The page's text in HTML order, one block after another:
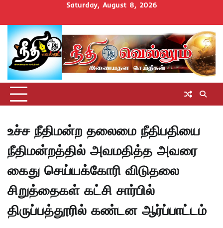
content
Saturday, August 8, 2026
Homeசெய்திகள்
தமிழ்நாடுமாவட்டச்செய்திகள்
அரசியல்ஆன்மிகம்
சட்டம்
அறிவோம்
சினிமாUncategorized
உச்ச நீதிமன்ற தலைமை நீதிபதியை
நீதிமன்றத்தில் அவமதித்த அவரை
கைது செய்யக்கோரி விடுதலை
சிறுத்தைகள் கட்சி சார்பில்
திருப்பத்தூரில் கண்டன ஆர்ப்பாட்டம்